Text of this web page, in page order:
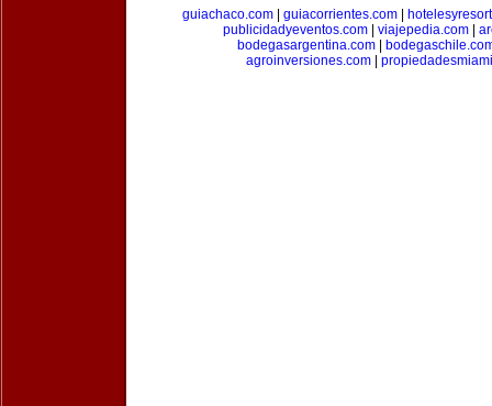
guiachaco.com
guiacorrientes.com
publicidadyeventos.com| viajepedia.com|
bodegasargentina.com|
agroinversiones.com